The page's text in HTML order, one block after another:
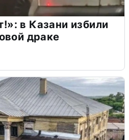
в Казани избили
драке